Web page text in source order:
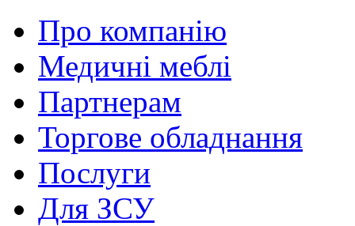
Про компанію
Медичні меблі
Партнерам
Торгове обладнання
Послуги
Для ЗСУ